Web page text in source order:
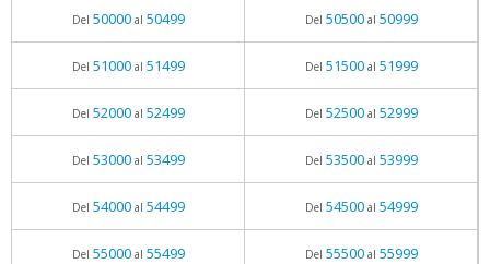
Del 50000al 50499 Del 50500al 50999
Del 51000al 51499 Del 51500al 51999
Del 52000al 52499 Del 52500al 52999
Del 53000al 53499 Del 53500al 53999
Del 54000al 54499 Del 54500al 54999
Del 55000al 55499 Del 55500al 55999